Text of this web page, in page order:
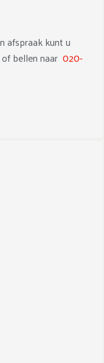
afspraak kunt u
of bellen naar 020-